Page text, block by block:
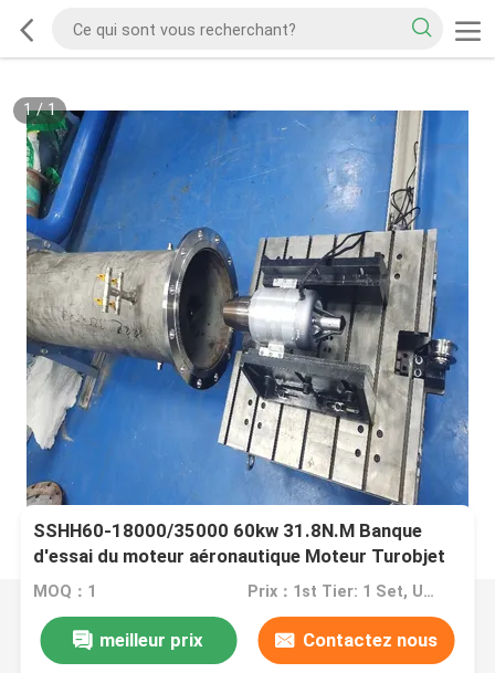
1/1
SSHH60-18000/35000 60kw 31.8N.M Banque
d'essai du moteur aéronautique Moteur Turobjet
MOQ：1 Prix：1st Tier: 1 Set, Unit Price USD 3.00 2nd Tier: 2-5 Sets, Unit Price USD 2.00 3rd Tier: Over 5 Sets, Unit Price USD 1.00
meilleur prix Contactez nous